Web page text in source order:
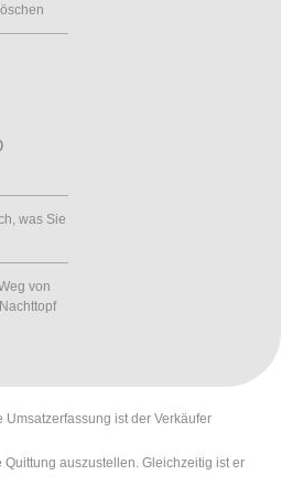
was Sie
von
ist der Verkäufer
auszustellen. Gleichzeitig ist er